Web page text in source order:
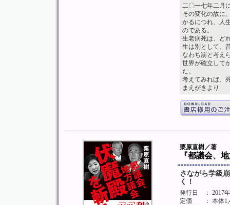
二〇一七年二月
その変化の故に
かるにつれ、人
のである。
生老病死は、ど
生は別として、
なわち罰と考え
世界が確立して
た。
考えてみれば、
まえがきより
栗原直樹／著
『都議会、
さながら学級
く！
発行日
： 2017
定価
： 本体